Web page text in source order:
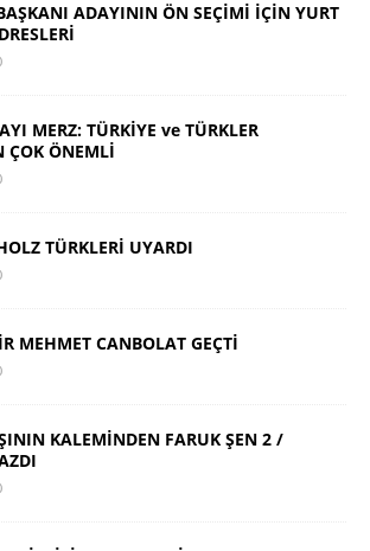
ADAYININ ÖN SEÇİMİ İÇİN YURT
MERZ: TÜRKİYE ve TÜRKLER
ÇOK ÖNEMLİ
TÜRKLERİ UYARDI
MEHMET CANBOLAT GEÇTİ
KALEMİNDEN FARUK ŞEN 2 /